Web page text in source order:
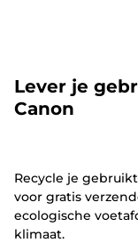
Lever je
Canon
Recycle je
voor gratis
ecologische
klimaat.